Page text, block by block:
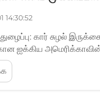
14:30:52
கார் சுழல்
ஐக்கிய
207 (இருக்கை
213 ஆகியவை சுழல்
ஏன் முக்கியமானவை?